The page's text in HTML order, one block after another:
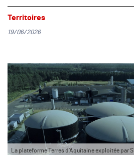
Territoires
19/06/2026
La plateforme Terres d’Aquitaine exploitée par